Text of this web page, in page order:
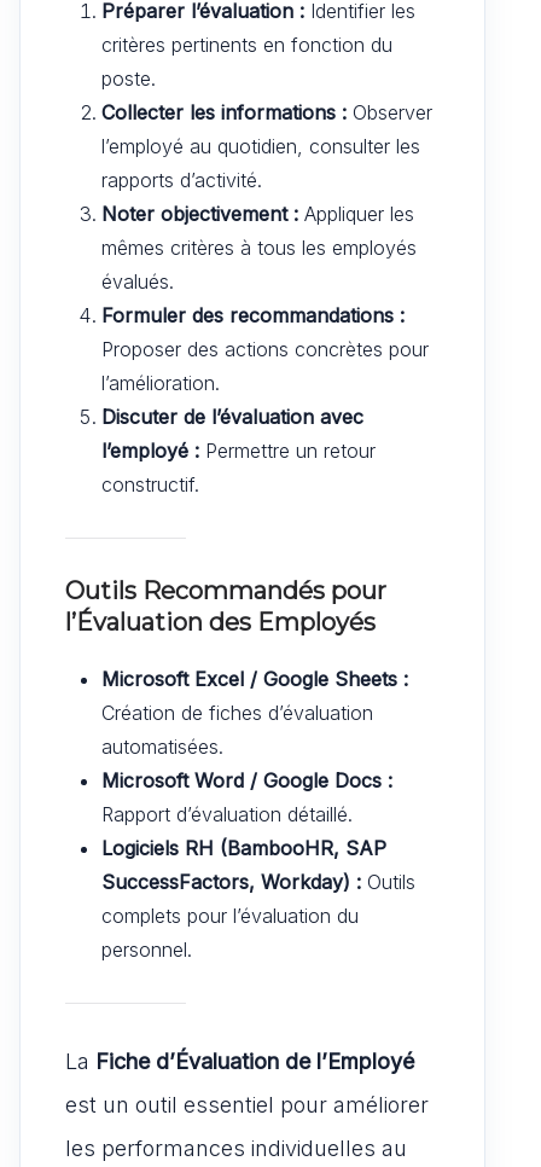
Préparer l’évaluation : Identifier les
critères pertinents en fonction du
poste.
Collecter les informations : Observer
l’employé au quotidien, consulter les
rapports d’activité.
Noter objectivement : Appliquer les
mêmes critères à tous les employés
évalués.
Formuler des recommandations :
Proposer des actions concrètes pour
l’amélioration.
Discuter de l’évaluation avec
l’employé : Permettre un retour
constructif.
Outils Recommandés pour
l’Évaluation des Employés
Microsoft Excel / Google Sheets :
Création de fiches d’évaluation
automatisées.
Microsoft Word / Google Docs :
Rapport d’évaluation détaillé.
Logiciels RH (BambooHR, SAP
SuccessFactors, Workday) : Outils
complets pour l’évaluation du
personnel.
La Fiche d’Évaluation de l’Employé
est un outil essentiel pour améliorer
les performances individuelles au